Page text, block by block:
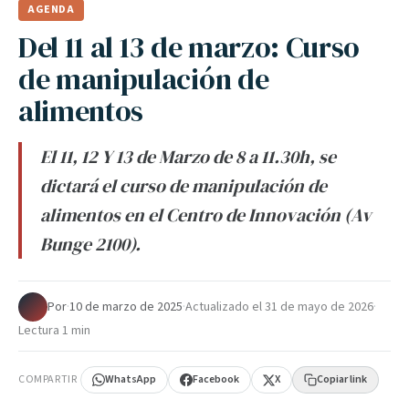
AGENDA
Del 11 al 13 de marzo: Curso
de manipulación de
alimentos
El 11, 12 Y 13 de Marzo de 8 a 11.30h, se
dictará el curso de manipulación de
alimentos en el Centro de Innovación (Av
Bunge 2100).
Por·10 de marzo de 2025·Actualizado el31 de mayo de 2026·
Lectura 1 min
COMPARTIR WhatsApp Facebook X Copiar link